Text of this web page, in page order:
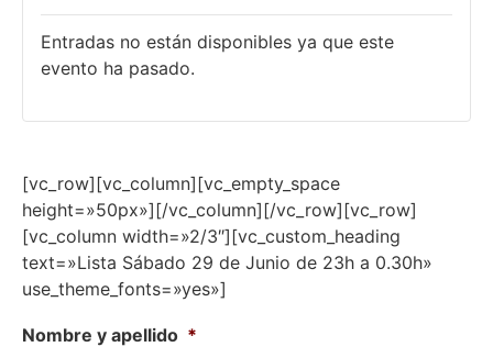
Entradas no están disponibles ya que este
evento ha pasado.
[vc_row][vc_column][vc_empty_space
height=»50px»][/vc_column][/vc_row][vc_row]
[vc_column width=»2/3″][vc_custom_heading
text=»Lista Sábado 29 de Junio de 23h a 0.30h»
use_theme_fonts=»yes»]
Nombre y apellido *